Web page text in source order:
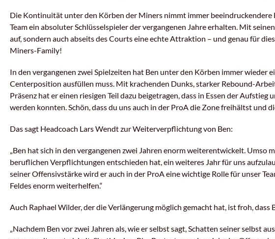
Die Kontinuität unter den Körben der Miners nimmt immer beeindruckendere
Team ein absoluter Schlüsselspieler der vergangenen Jahre erhalten. Mit
auf, sondern auch abseits des Courts eine echte Attraktion – und genau für
Miners-Family!
In den vergangenen zwei Spielzeiten hat Ben unter den Körben immer wieder
Centerposition ausfüllen muss. Mit krachenden Dunks, starker Rebound-
Präsenz hat er einen riesigen Teil dazu beigetragen, dass in Essen der
werden konnten. Schön, dass du uns auch in der ProA die Zone freihältst und
Das sagt Headcoach Lars Wendt zur Weiterverpflichtung von Ben:
„Ben hat sich in den vergangenen zwei Jahren enorm weiterentwickelt. Umso
beruflichen Verpflichtungen entschieden hat, ein weiteres Jahr für uns
seiner Offensivstärke wird er auch in der ProA eine wichtige Rolle für unser
Feldes enorm weiterhelfen.“
Auch Raphael Wilder, der die Verlängerung möglich gemacht hat, ist froh,
„Nachdem Ben vor zwei Jahren als, wie er selbst sagt, Schatten seiner selbst